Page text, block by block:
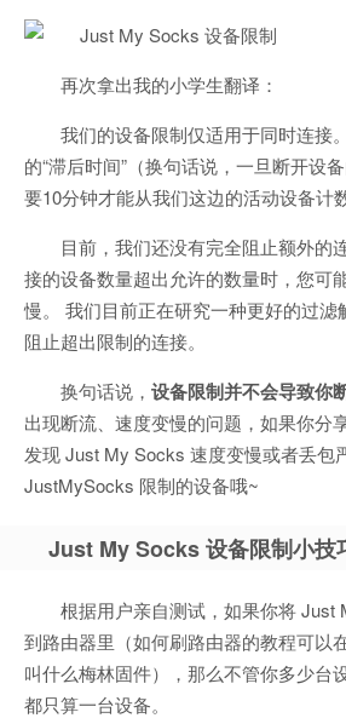
再次拿出我的小学生翻译：
我们的设备限制仅适用于同时连接
的“滞后时间”（换句话说，一旦断开设
要10分钟才能从我们这边的活动设备计
目前，我们还没有完全阻止额外的
接的设备数量超出允许的数量时，您可
慢。 我们目前正在研究一种更好的过滤
阻止超出限制的连接。
换句话说， 设备限制并不会导致你
出现断流、速度变慢的问题，如果你分
发现 Just My Socks 速度变慢或者丢包
JustMySocks 限制的设备哦~
Just My Socks 设备限制小技
根据用户亲自测试，如果你将 Just
到路由器里（如何刷路由器的教程可以
叫什么梅林固件），那么不管你多少台
都只算一台设备。